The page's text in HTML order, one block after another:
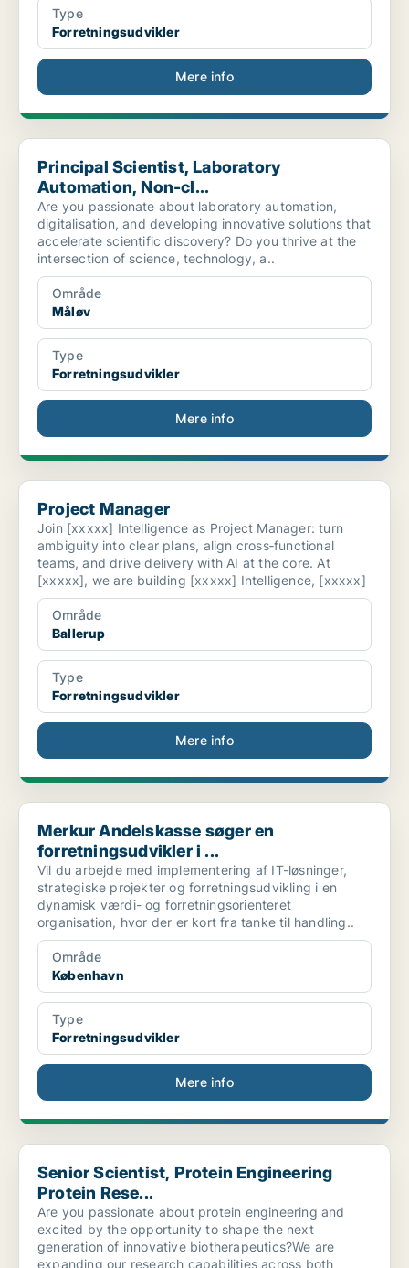
Type
Forretningsudvikler
Mere info
Principal Scientist, Laboratory Automation, Non-cl...
Principal Scientist, Laboratory
Automation, Non-cl...
Are you passionate about laboratory automation,
digitalisation, and developing innovative solutions that
accelerate scientific discovery? Do you thrive at the
intersection of science, technology, a..
Område
Måløv
Type
Forretningsudvikler
Mere info
Project Manager
Project Manager
Join [xxxxx] Intelligence as Project Manager: turn
ambiguity into clear plans, align cross‑functional
teams, and drive delivery with AI at the core. At
[xxxxx], we are building [xxxxx] Intelligence, [xxxxx]
Område
Ballerup
Type
Forretningsudvikler
Mere info
Merkur Andelskasse søger en forretningsudvikler i ...
Merkur Andelskasse søger en
forretningsudvikler i ...
Vil du arbejde med implementering af IT-løsninger,
strategiske projekter og forretningsudvikling i en
dynamisk værdi- og forretningsorienteret
organisation, hvor der er kort fra tanke til handling..
Område
København
Type
Forretningsudvikler
Mere info
Senior Scientist, Protein Engineering Protein Rese...
Senior Scientist, Protein Engineering
Protein Rese...
Are you passionate about protein engineering and
excited by the opportunity to shape the next
generation of innovative biotherapeutics?We are
expanding our research capabilities across both